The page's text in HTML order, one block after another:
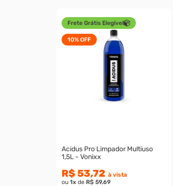
Frete Grátis Elegível
10% OFF
Acidus Pro Limpador Multiuso
1,5L - Vonixx
R$ 53,72 à vista
ou 1x de R$ 59,69